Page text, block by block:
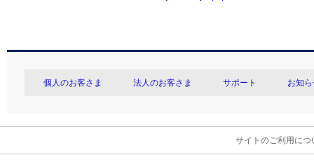
個人のお客さま 法人のお客さま サポート お知
サイトのご利用につ